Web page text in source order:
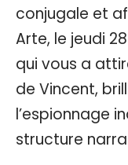
conjugale et
Arte, le jeudi
qui vous a
de Vincent,
l’espionnage
structure